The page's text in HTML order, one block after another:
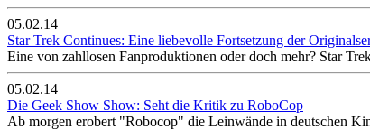
05.02.14
Star Trek Continues: Eine liebevolle Fortsetzung der
Eine von zahllosen Fanproduktionen oder doch mehr? Star
05.02.14
Die Geek Show Show: Seht die Kritik zu RoboCop
Ab morgen erobert "Robocop" die Leinwände in deutschen